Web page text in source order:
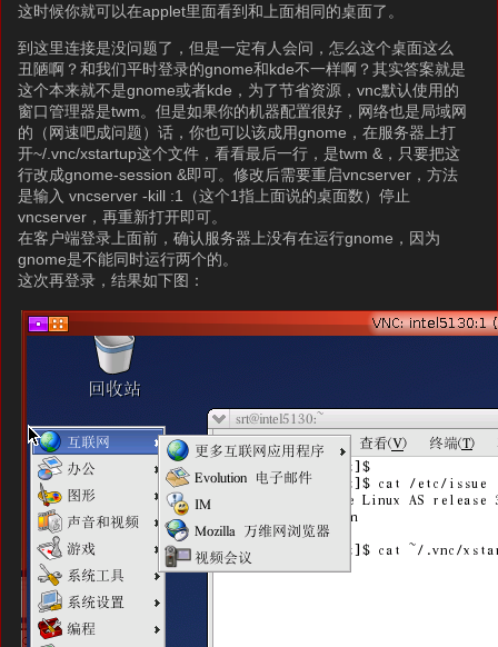
这时候你就可以在applet里面看到和上面相同的桌面了。
到这里连接是没问题了，但是一定有人会问，怎么这个桌面这么
丑陋啊？和我们平时登录的gnome和kde不一样啊？其实答案就是
这个本来就不是gnome或者kde，为了节省资源，vnc默认使用的
窗口管理器是twm。但是如果你的机器配置很好，网络也是局域网
的（网速吧成问题）话，你也可以该成用gnome，在服务器上打
开~/.vnc/xstartup这个文件，看看最后一行，是twm &，只要把这
行改成gnome-session &即可。修改后需要重启vncserver，方法
是输入 vncserver -kill :1（这个1指上面说的桌面数）停止
vncserver，再重新打开即可。
在客户端登录上面前，确认服务器上没有在运行gnome，因为
gnome是不能同时运行两个的。
这次再登录，结果如下图：